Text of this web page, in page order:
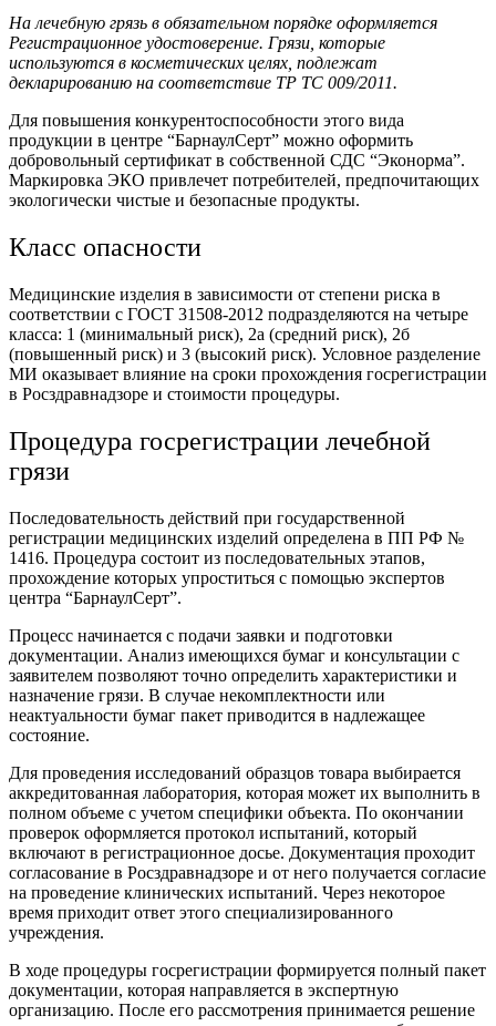
На лечебную грязь в обязательном порядке оформляется
Регистрационное удостоверение. Грязи, которые
используются в косметических целях, подлежат
декларированию на соответствие ТР ТС 009/2011.
Для повышения конкурентоспособности этого вида
продукции в центре “БарнаулСерт” можно оформить
добровольный сертификат в собственной СДС “Эконорма”.
Маркировка ЭКО привлечет потребителей, предпочитающих
экологически чистые и безопасные продукты.
Класс опасности
Медицинские изделия в зависимости от степени риска в
соответствии с ГОСТ 31508-2012 подразделяются на четыре
класса: 1 (минимальный риск), 2а (средний риск), 2б
(повышенный риск) и 3 (высокий риск). Условное разделение
МИ оказывает влияние на сроки прохождения госрегистрации
в Росздравнадзоре и стоимости процедуры.
Процедура госрегистрации лечебной
грязи
Последовательность действий при государственной
регистрации медицинских изделий определена в ПП РФ №
1416. Процедура состоит из последовательных этапов,
прохождение которых упроститься с помощью экспертов
центра “БарнаулСерт”.
Процесс начинается с подачи заявки и подготовки
документации. Анализ имеющихся бумаг и консультации с
заявителем позволяют точно определить характеристики и
назначение грязи. В случае некомплектности или
неактуальности бумаг пакет приводится в надлежащее
состояние.
Для проведения исследований образцов товара выбирается
аккредитованная лаборатория, которая может их выполнить в
полном объеме с учетом специфики объекта. По окончании
проверок оформляется протокол испытаний, который
включают в регистрационное досье. Документация проходит
согласование в Росздравнадзоре и от него получается согласие
на проведение клинических испытаний. Через некоторое
время приходит ответ этого специализированного
учреждения.
В ходе процедуры госрегистрации формируется полный пакет
документации, которая направляется в экспертную
организацию. После его рассмотрения принимается решение